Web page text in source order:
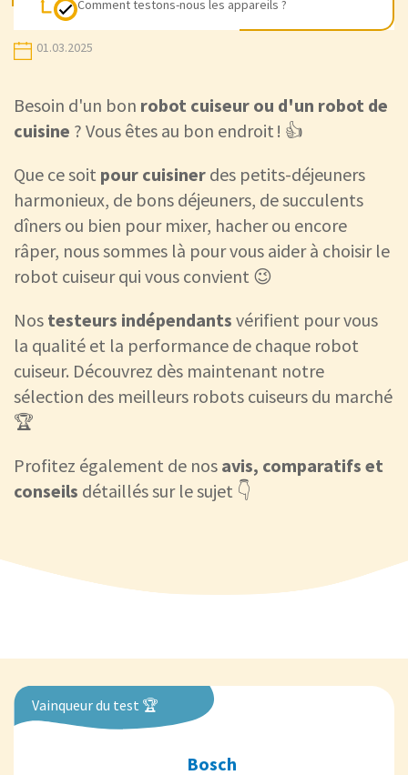
Comment testons-nous les appareils ?
01.03.2025
Besoin d'un bon robot cuiseur ou d'un robot de
cuisine ? Vous êtes au bon endroit ! 👍
Que ce soit pour cuisiner des petits-déjeuners
harmonieux, de bons déjeuners, de succulents
dîners ou bien pour mixer, hacher ou encore
râper, nous sommes là pour vous aider à choisir le
robot cuiseur qui vous convient 😉
Nos testeurs indépendants vérifient pour vous
la qualité et la performance de chaque robot
cuiseur. Découvrez dès maintenant notre
sélection des meilleurs robots cuiseurs du marché
🏆
Profitez également de nos avis, comparatifs et
conseils détaillés sur le sujet 👇
Vainqueur du test 🏆
Bosch